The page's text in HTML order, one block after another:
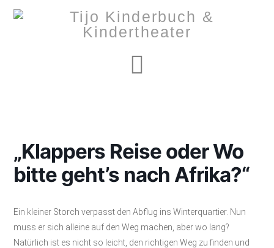
„Klappers Reise oder Wo
bitte geht’s nach Afrika?“
Ein kleiner Storch verpasst den Abflug ins Winterquartier. Nun
muss er sich alleine auf den Weg machen, aber wo lang?
Natürlich ist es nicht so leicht, den richtigen Weg zu finden und